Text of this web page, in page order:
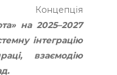
на 2025–2027
інтеграцію
взаємодію